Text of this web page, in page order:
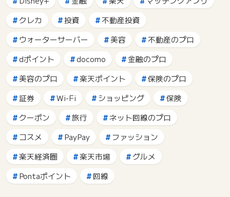
クレカ
投資
不動産投資
ウォーターサーバー
美容
不動産のプロ
dポイント
docomo
金融のプロ
美容のプロ
楽天ポイント
保険のプロ
証券
Wi-Fi ショッピング
保険
クーポン
旅行
ネット回線のプロ
コスメ
PayPay
ファッション
楽天経済圏
楽天市場
グルメ
Pontaポイント
回線